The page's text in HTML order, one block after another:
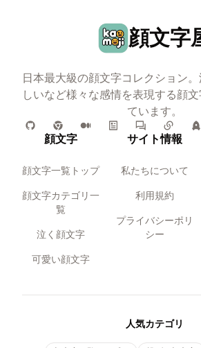
顔文字
日本最大級の顔文字コレクション
しいなど様々な感情を表現する顔
ています。
顔文字
顔文字一覧トップ
顔文字カテゴリ一
覧
泣く顔文字
可愛い顔文字
サイト情報
私たちについて
利用規約
プライバシーポリ
シー
人気カテゴリ